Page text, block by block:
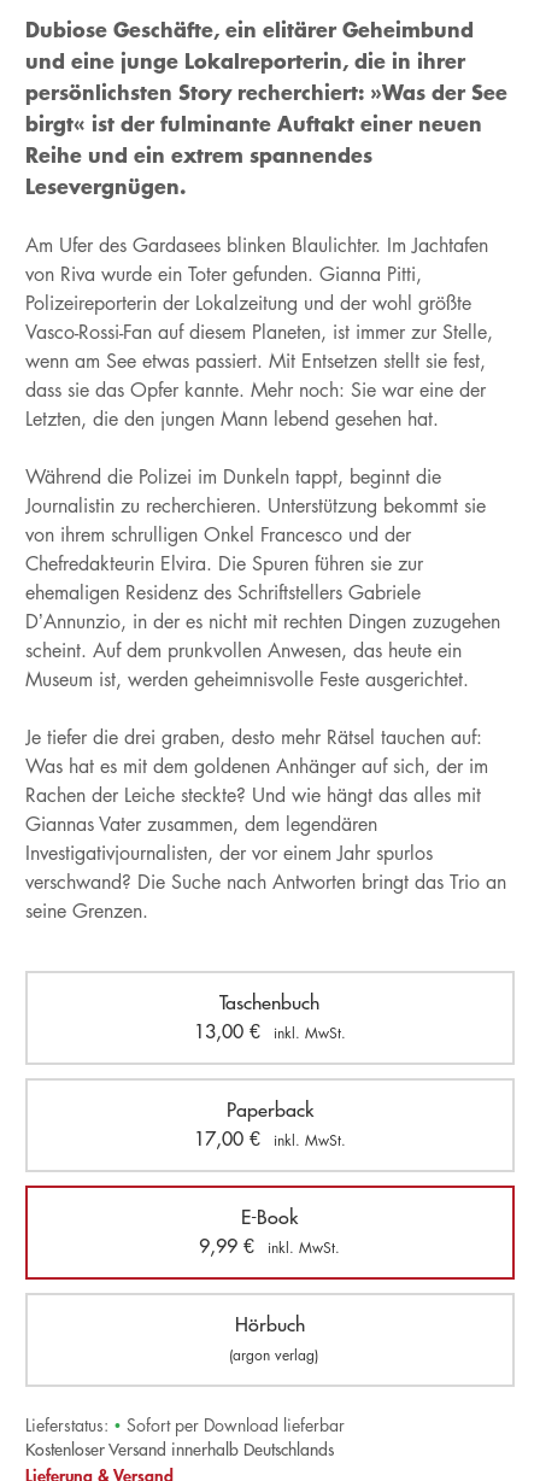
Dubiose Geschäfte, ein elitärer Geheimbund
und eine junge Lokalreporterin, die in ihrer
persönlichsten Story recherchiert: »Was der See
birgt« ist der fulminante Auftakt einer neuen
Reihe und ein extrem spannendes
Lesevergnügen.
Am Ufer des Gardasees blinken Blaulichter. Im Jachtafen
von Riva wurde ein Toter gefunden. Gianna Pitti,
Polizeireporterin der Lokalzeitung und der wohl größte
Vasco-Rossi-Fan auf diesem Planeten, ist immer zur Stelle,
wenn am See etwas passiert. Mit Entsetzen stellt sie fest,
dass sie das Opfer kannte. Mehr noch: Sie war eine der
Letzten, die den jungen Mann lebend gesehen hat.
Während die Polizei im Dunkeln tappt, beginnt die
Journalistin zu recherchieren. Unterstützung bekommt sie
von ihrem schrulligen Onkel Francesco und der
Chefredakteurin Elvira. Die Spuren führen sie zur
ehemaligen Residenz des Schriftstellers Gabriele
D’Annunzio, in der es nicht mit rechten Dingen zuzugehen
scheint. Auf dem prunkvollen Anwesen, das heute ein
Museum ist, werden geheimnisvolle Feste ausgerichtet.
Je tiefer die drei graben, desto mehr Rätsel tauchen auf:
Was hat es mit dem goldenen Anhänger auf sich, der im
Rachen der Leiche steckte? Und wie hängt das alles mit
Giannas Vater zusammen, dem legendären
Investigativjournalisten, der vor einem Jahr spurlos
verschwand? Die Suche nach Antworten bringt das Trio an
seine Grenzen.
Taschenbuch
13,00 € inkl. MwSt.
Paperback
17,00 € inkl. MwSt.
E-Book
9,99€ inkl. MwSt.
Hörbuch
(argon verlag)
Lieferstatus: • Sofort per Download lieferbar
Kostenloser Versand innerhalb Deutschlands
Lieferung & Versand